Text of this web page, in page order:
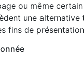
ou même
une alternative
fins de